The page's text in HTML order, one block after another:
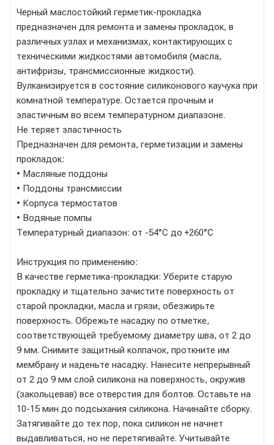
Черный маслостойкий герметик-прокладка
предназначен для ремонта и замены прокладок, в
различных узлах и механизмах, контактирующих с
техническими жидкостями автомобиля (масла,
антифризы, трансмиссионные жидкости).
Вулканизируется в состояние силиконового каучука при
комнатной температуре. Остается прочным и
эластичным во всем температурном диапазоне.
Не теряет эластичность
Предназначен для ремонта, герметизации и замены
прокладок:
• Масляные поддоны
• Поддоны трансмиссии
• Корпуса термостатов
• Водяные помпы
Температурный диапазон: от -54°C до +260°C
Инструкция по применению:
В качестве герметика-прокладки: Уберите старую
прокладку и тщательно зачистите поверхность от
старой прокладки, масла и грязи, обезжирьте
поверхность. Обрежьте насадку по отметке,
соответствующей требуемому диаметру шва, от 2 до
9 мм. Снимите защитный колпачок, проткните им
мембрану и наденьте насадку. Нанесите непрерывный
от 2 до 9 мм слой силикона на поверхность, окружив
(закольцевав) все отверстия для болтов. Оставьте на
10-15 мин до подсыхания силикона. Начинайте сборку.
Затягивайте до тех пор, пока силикон не начнет
выдавливаться, но не перетягивайте. Учитывайте